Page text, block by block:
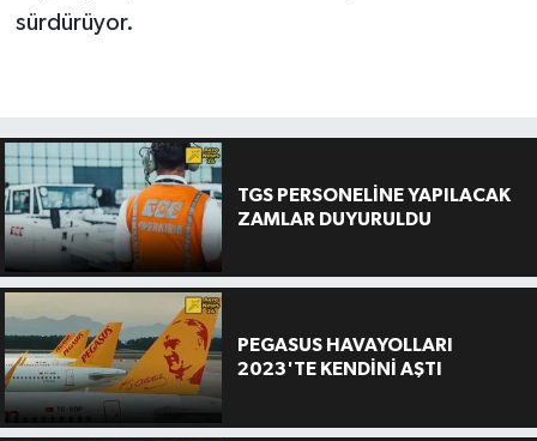
sürdürüyor.
TGS PERSONELİNE YAPILACAK
ZAMLAR DUYURULDU
PEGASUS HAVAYOLLARI
2023'TE KENDİNİ AŞTI